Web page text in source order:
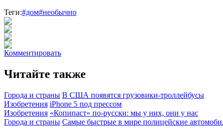
Теги:#дом#необычно
Комментировать
Читайте также
Города и страны В США появятся грузовики-троллейбусы
Изобретения iPhone 5 под прессом
Изобретения «Копипаст» по-русски: мы у них, они у нас
Города и страны Самые быстрые в мире полицейские